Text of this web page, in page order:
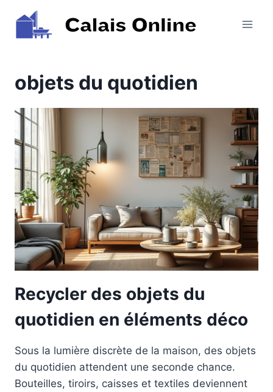
contenu
objets du quotidien
Recycler des objets du
quotidien en éléments déco
Sous la lumière discrète de la maison, des objets
du quotidien attendent une seconde chance.
Bouteilles, tiroirs, caisses et textiles deviennent